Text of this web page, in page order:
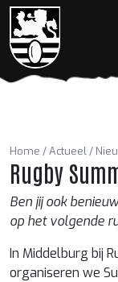
Home Actueel
Rugby
Ben jij ook
op het volgende
In Middelburg bij
organiseren we